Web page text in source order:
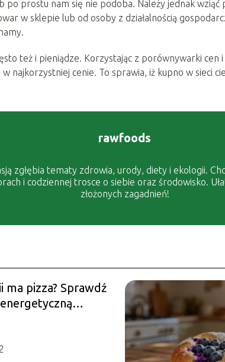
prostu nam się nie podoba. Należy jednak wziąć
w sklepie lub od osoby z działalnością
też i pieniądze. Korzystając z porównywarki cen i
najkorzystniej cenie. To sprawia, iż kupno w sieci
rawfoods
zgłębia tematy zdrowia, urody, diety i ekologii.
i codziennej trosce o siebie oraz środowisko.
złożonych zagadnień!
ma pizza? Sprawdź